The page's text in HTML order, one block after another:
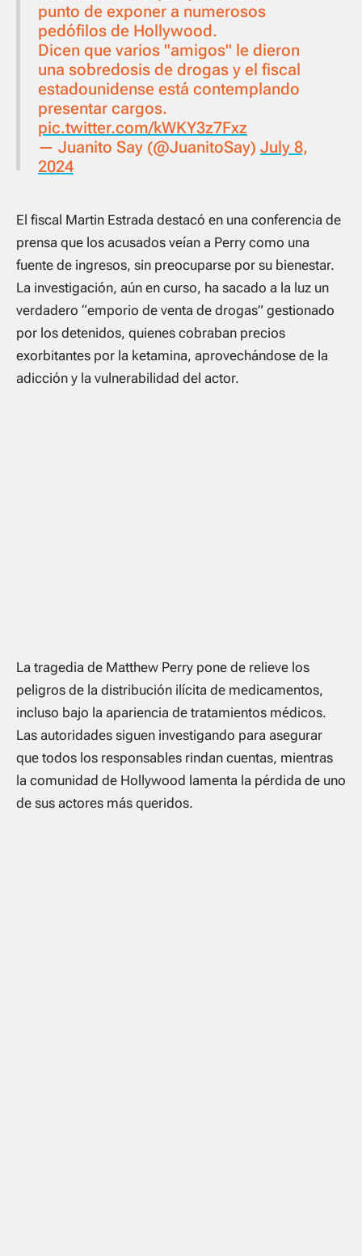
punto de exponer a numerosos
pedófilos de Hollywood.
Dicen que varios "amigos" le dieron
una sobredosis de drogas y el fiscal
estadounidense está contemplando
presentar cargos.
pic.twitter.com/kWKY3z7Fxz
— Juanito Say (@JuanitoSay) July 8,
2024
El fiscal Martin Estrada destacó en una conferencia de
prensa que los acusados veían a Perry como una
fuente de ingresos, sin preocuparse por su bienestar.
La investigación, aún en curso, ha sacado a la luz un
verdadero “emporio de venta de drogas” gestionado
por los detenidos, quienes cobraban precios
exorbitantes por la ketamina, aprovechándose de la
adicción y la vulnerabilidad del actor.
La tragedia de Matthew Perry pone de relieve los
peligros de la distribución ilícita de medicamentos,
incluso bajo la apariencia de tratamientos médicos.
Las autoridades siguen investigando para asegurar
que todos los responsables rindan cuentas, mientras
la comunidad de Hollywood lamenta la pérdida de uno
de sus actores más queridos.